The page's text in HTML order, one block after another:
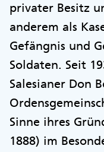
privater Besitz
anderem als
Gefängnis und
Soldaten. Seit
Salesianer Don
Sinne ihres
1888) im